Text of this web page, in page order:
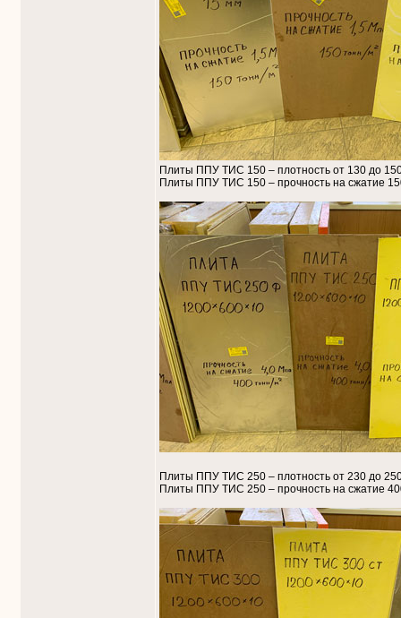
Плиты ППУ ТИС 150 – плотность от 130 до
Плиты ППУ ТИС 150 – прочность на сжатие
Плиты ППУ ТИС 250 – плотность от 230 до
Плиты ППУ ТИС 250 – прочность на сжатие